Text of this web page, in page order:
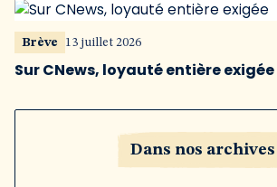
Brève 13 juillet 2026
Sur CNews, loyauté entière exigée
Dans nos archives